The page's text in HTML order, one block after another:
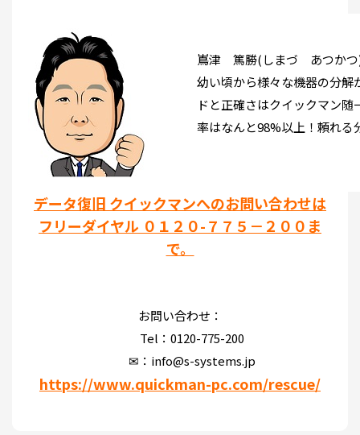
嶌津 篤勝(しまづ あつか
幼い頃から様々な機器の分解
ドと正確さはクイックマン
率はなんと98%以上！頼れる
データ復旧 クイックマンへのお問い合わせは
フリーダイヤル ０１２０-７７５－２００ま
で。
お問い合わせ：
Tel：0120-775-200
✉：info@s-systems.jp
https://www.quickman-pc.com/rescue/